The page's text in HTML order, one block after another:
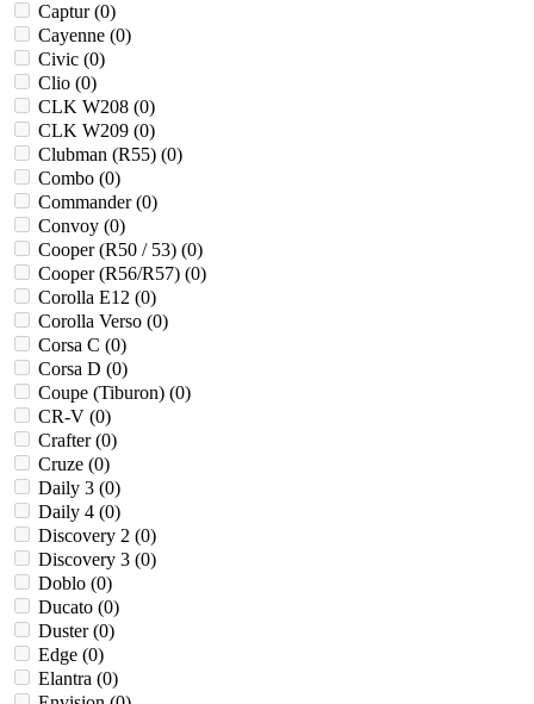
Captur (0)
Cayenne (0)
Civic (0)
Clio (0)
CLK W208 (0)
CLK W209 (0)
Clubman (R55) (0)
Combo (0)
Commander (0)
Convoy (0)
Cooper (R50 / 53) (0)
Cooper (R56/R57) (0)
Corolla E12 (0)
Corolla Verso (0)
Corsa C (0)
Corsa D (0)
Coupe (Tiburon) (0)
CR-V (0)
Crafter (0)
Cruze (0)
Daily 3 (0)
Daily 4 (0)
Discovery 2 (0)
Discovery 3 (0)
Doblo (0)
Ducato (0)
Duster (0)
Edge (0)
Elantra (0)